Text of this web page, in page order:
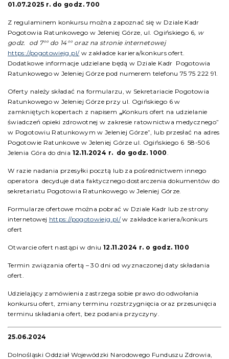
01.07.2025 r. do godz. 700
Z regulaminem konkursu można zapoznać się w Dziale Kadr
Pogotowia Ratunkowego w Jeleniej Górze, ul. Ogińskiego 6, w
godz. od 7°° do 14°° oraz na stronie internetowej
https://pogotowiejg.pl/w zakładce kariera/konkurs ofert.
Dodatkowe informacje udzielane będą w Dziale Kadr Pogotowia
Ratunkowego w Jeleniej Górze pod numerem telefonu 75 75 222 91.
Oferty należy składać na formularzu, w Sekretariacie Pogotowia
Ratunkowego w Jeleniej Górze przy ul. Ogińskiego 6 w
zamkniętych kopertach z napisem „Konkurs ofert na udzielanie
świadczeń opieki zdrowotnej w zakresie ratownictwa medycznego”
w Pogotowiu Ratunkowym w Jeleniej Górze”, lub przesłać na adres
Pogotowie Ratunkowe w Jeleniej Górze ul. Ogińskiego 6 58-506
Jelenia Góra do dnia 12.11.2024 r. do godz. 1000.
W razie nadania przesyłki pocztą lub za pośrednictwem innego
operatora decyduje data faktycznego dostarczenia dokumentów do
sekretariatu Pogotowia Ratunkowego w Jeleniej Górze.
Formularze ofertowe można pobrać w Dziale Kadr lub ze strony
internetowej https://pogotowiejg.pl/w zakładce kariera/konkurs
ofert
Otwarcie ofert nastąpi w dniu 12.11.2024 r. o godz. 1100
Termin związania ofertą – 30 dni od wyznaczonej daty składania
ofert.
Udzielający zamówienia zastrzega sobie prawo do odwołania
konkursu ofert, zmiany terminu rozstrzygnięcia oraz przesunięcia
terminu składania ofert, bez podania przyczyny.
25.06.2024
Dolnośląski Oddział Wojewódzki Narodowego Funduszu Zdrowia,